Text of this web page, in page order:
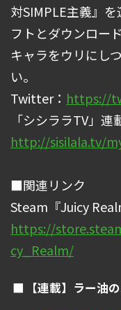
対SIMPLE主義』
フトとダウンロー
キャラをウリにし
い。
Twitter： https://
「シシララTV」連
http://sisilala.tv/
■関連リンク
Steam『Juicy
https://
cy_Realm/
【連載】ラー油